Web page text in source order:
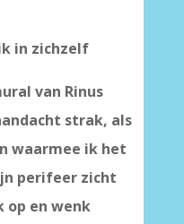
in zichzelf
van Rinus
strak, als
waarmee ik het
perifeer zicht
en wenk